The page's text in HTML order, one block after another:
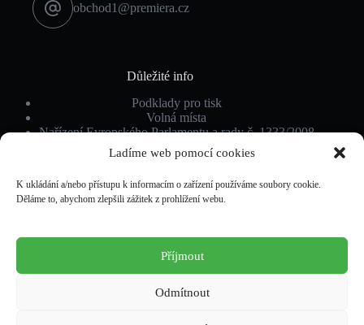
Ladíme web pomocí cookies
K ukládání a/nebo přístupu k informacím o zařízení používáme soubory cookie.
Děláme to, abychom zlepšili zážitek z prohlížení webu.
Příjmout
Odmítnout
obchod1@premiera.cz
Důležité info
Podklady pro tisk
Volná místa
Nařízení Evropského Parlamentu a rady č. 1333/2008
Ochrana osobních údajů
Povinné info
Cookies
Rozhodčí doložka
Odstoupení od smlouvy